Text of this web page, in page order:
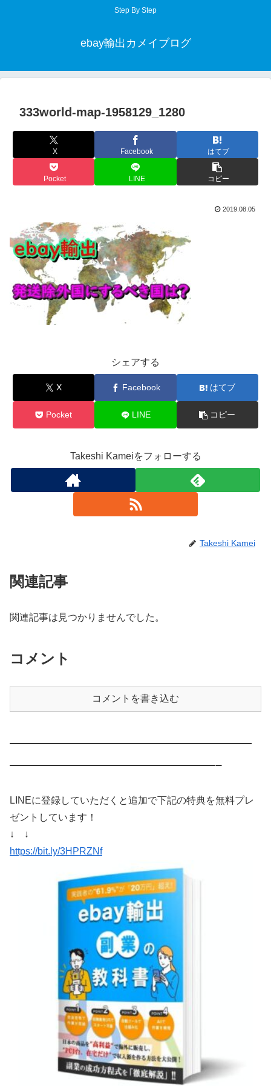
Step By Step
ebay輸出カメイブログ
333world-map-1958129_1280
X Facebook はてブ
Pocket LINE コピー
2019.08.05
シェアする
X Facebook はてブ
Pocket LINE コピー
Takeshi Kameiをフォローする
Takeshi Kamei
関連記事
関連記事は見つかりませんでした。
コメント
コメントを書き込む
————————————————————
—————————————————–
LINEに登録していただくと追加で下記の特典を無料プレ
ゼントしています！
↓ ↓
https://bit.ly/3HPRZNf